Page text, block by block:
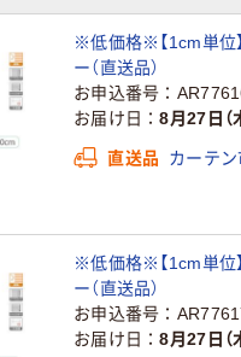
※低価格※【1cm単位
ー（直送品）
お申込番号
お届け日
8月27日（
直送品 カーテ
※低価格※【1cm単位
ー（直送品）
お申込番号
お届け日
8月27日（